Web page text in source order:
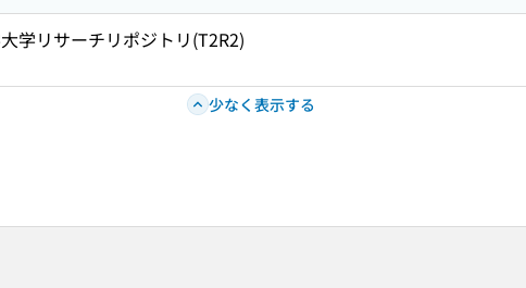
学リサーチリポジトリ(T2R2)
少なく表示する